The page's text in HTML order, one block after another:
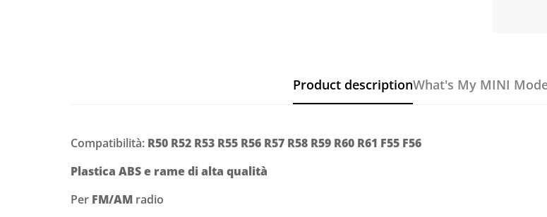
Product descriptionWhat's My MINI
Compatibilità: R50 R52 R53 R55 R56 R57 R58 R59 R60 R61 F55 F56
Plastica ABS e rame di alta qualità
Per FM/AM radio